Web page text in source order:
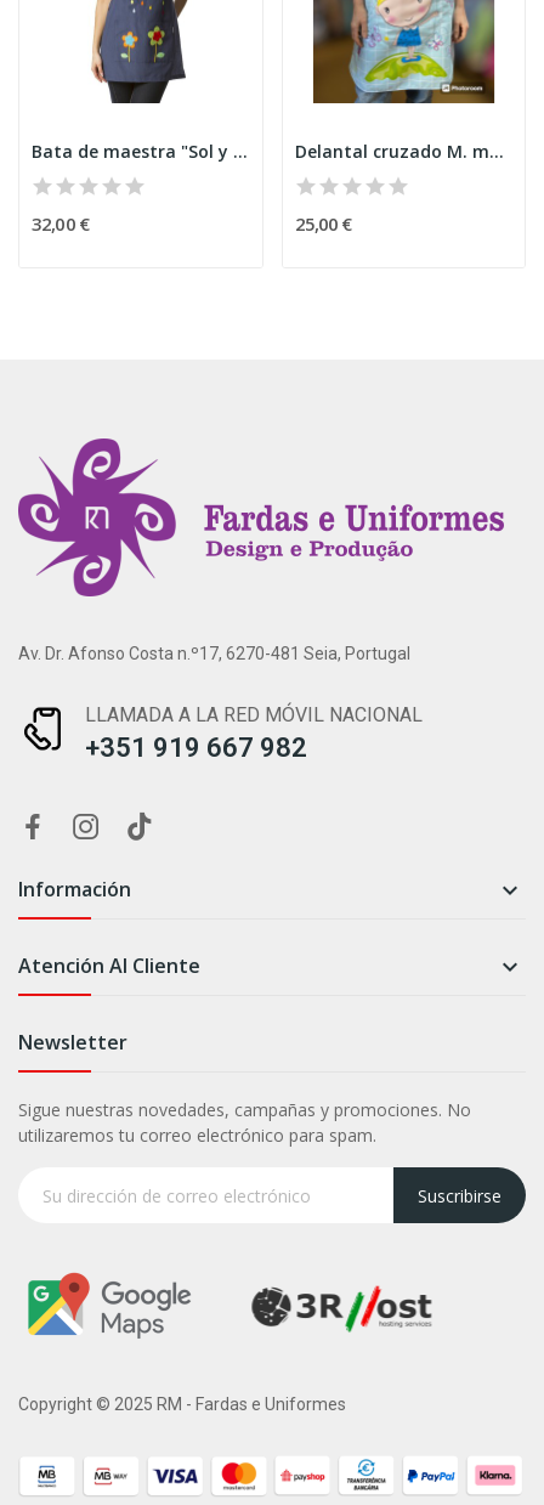
Bata de maestra "Sol y nubes"
32,00 €
Delantal cruzado M. mariposas
25,00 €
Av. Dr. Afonso Costa n.º17, 6270-481 Seia, Portugal
LLAMADA A LA RED MÓVIL NACIONAL
+351 919 667 982
Información 
Atención Al Cliente 
Newsletter
Sigue nuestras novedades, campañas y promociones. No
utilizaremos tu correo electrónico para spam.
Suscribirse
Copyright © 2025 RM - Fardas e Uniformes